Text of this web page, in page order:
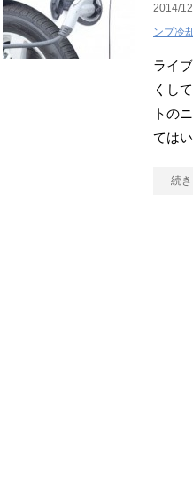
2014/
ンプ冷
ライ
くし
トの
ては
続